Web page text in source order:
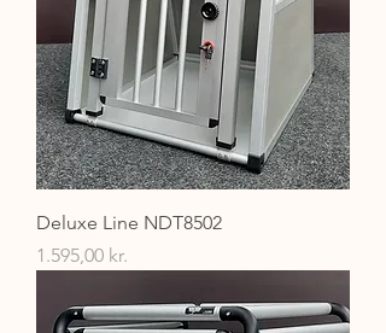
Deluxe Line NDT8502
Pris
1.595,00 kr.